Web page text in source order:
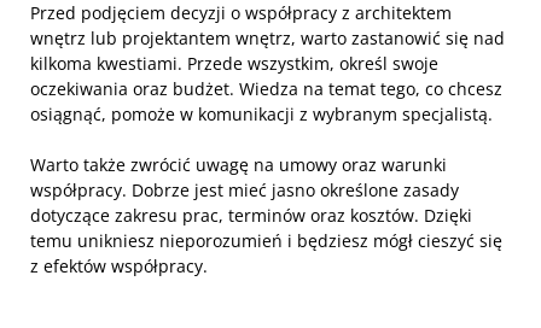
Przed podjęciem decyzji o współpracy z architektem
wnętrz lub projektantem wnętrz, warto zastanowić się nad
kilkoma kwestiami. Przede wszystkim, określ swoje
oczekiwania oraz budżet. Wiedza na temat tego, co chcesz
osiągnąć, pomoże w komunikacji z wybranym specjalistą.
Warto także zwrócić uwagę na umowy oraz warunki
współpracy. Dobrze jest mieć jasno określone zasady
dotyczące zakresu prac, terminów oraz kosztów. Dzięki
temu unikniesz nieporozumień i będziesz mógł cieszyć się
z efektów współpracy.